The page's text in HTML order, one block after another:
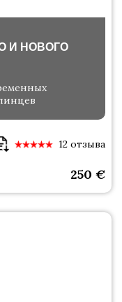
И НОВОГО
12 отзыва
250 €